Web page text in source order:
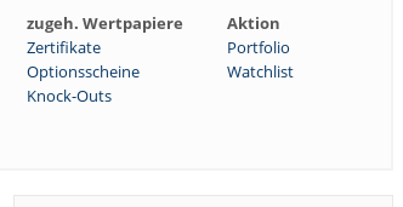
zugeh. Wertpapiere
Aktion
Zertifikate
Portfolio
Optionsscheine
Watchlist
Knock-Outs